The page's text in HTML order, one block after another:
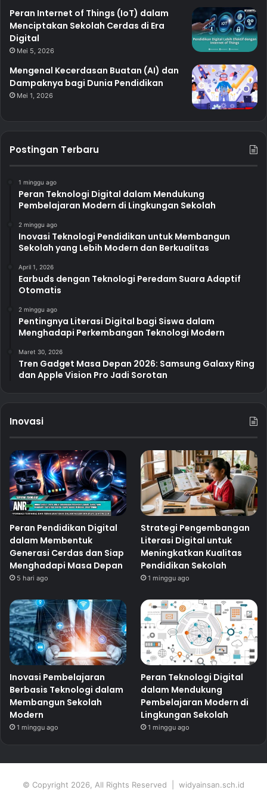
Peran Internet of Things (IoT) dalam
Menciptakan Sekolah Cerdas di Era
Digital
Mei 5, 2026
Mengenal Kecerdasan Buatan (AI) dan
Dampaknya bagi Dunia Pendidikan
Mei 1, 2026
Postingan Terbaru
1 minggu ago
Peran Teknologi Digital dalam Mendukung
Pembelajaran Modern di Lingkungan Sekolah
2 minggu ago
Inovasi Teknologi Pendidikan untuk Membangun
Sekolah yang Lebih Modern dan Berkualitas
April 1, 2026
Earbuds dengan Teknologi Peredam Suara Adaptif
Otomatis
2 minggu ago
Pentingnya Literasi Digital bagi Siswa dalam
Menghadapi Perkembangan Teknologi Modern
Maret 30, 2026
Tren Gadget Masa Depan 2026: Samsung Galaxy Ring
dan Apple Vision Pro Jadi Sorotan
Inovasi
Peran Pendidikan Digital
dalam Membentuk
Generasi Cerdas dan Siap
Menghadapi Masa Depan
5 hari ago
Strategi Pengembangan
Literasi Digital untuk
Meningkatkan Kualitas
Pendidikan Sekolah
1 minggu ago
Inovasi Pembelajaran
Berbasis Teknologi dalam
Membangun Sekolah
Modern
1 minggu ago
Peran Teknologi Digital
dalam Mendukung
Pembelajaran Modern di
Lingkungan Sekolah
1 minggu ago
© Copyright 2026, All Rights Reserved | widyainsan.sch.id